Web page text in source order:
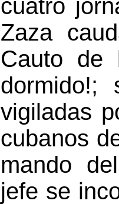
cuatro
Zaza
Cauto de
dormido!;
vigiladas
cubanos
mando
jefe se